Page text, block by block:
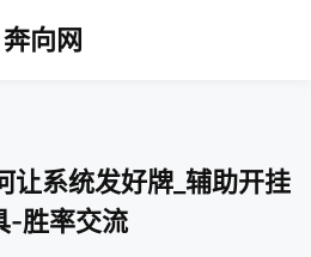
奔向网
让系统发好牌_辅助开挂
-胜率交流